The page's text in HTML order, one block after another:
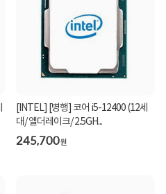
[INTEL] [병행] 코어 i5-12400 (12세
대/ 엘더레이크/ 2.5GH...
245,700원